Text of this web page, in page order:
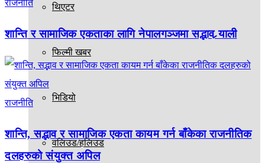
थिएटर
फिल्मी खबर
भिडियो
वलिउड/हलिउड
राजनीति
शान्ति र सामाजिक एकताका लागि नेपालगञ्जमा सद्भाव र्‍याली
राजनीति
शान्ति, सद्भाव र सामाजिक एकता कायम गर्न बाँकेका राजनीतिक
दलहरुको संयुक्त अपिल